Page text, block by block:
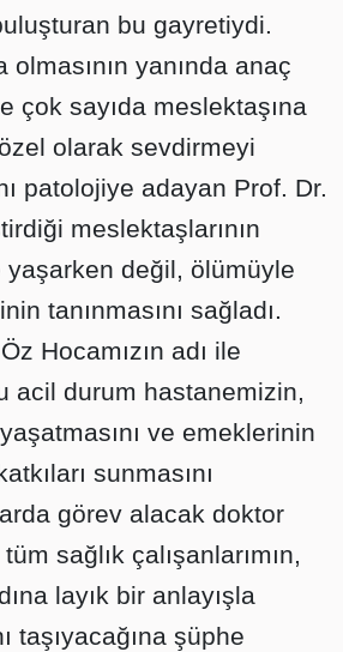
bu gayretiydi.
yanında anaç
çok sayıda meslektaşına
olarak sevdirmeyi
patolojiye adayan Prof. Dr.
meslektaşlarının
değil, ölümüyle
tanınmasını sağladı.
Hocamızın adı ile
acil durum hastanemizin,
ve emeklerinin
sunmasını
görev alacak doktor
sağlık çalışanlarımın,
layık bir anlayışla
taşıyacağına şüphe